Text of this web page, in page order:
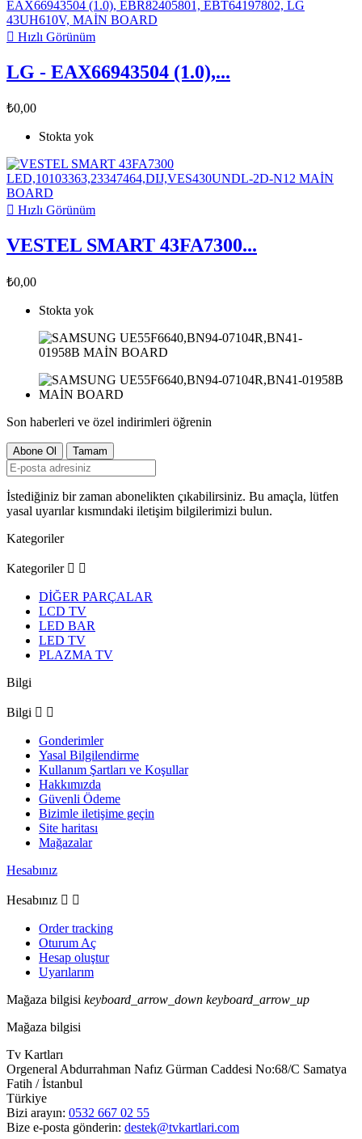
 Hızlı Görünüm
LG - EAX66943504 (1.0),...
₺0,00
Stokta yok
 Hızlı Görünüm
VESTEL SMART 43FA7300...
₺0,00
Stokta yok
Son haberleri ve özel indirimleri öğrenin
İstediğiniz bir zaman abonelikten çıkabilirsiniz. Bu amaçla, lütfen
yasal uyarılar kısmındaki iletişim bilgilerimizi bulun.
Kategoriler
Kategoriler  
DİĞER PARÇALAR
LCD TV
LED BAR
LED TV
PLAZMA TV
Bilgi
Bilgi  
Gonderimler
Yasal Bilgilendirme
Kullanım Şartları ve Koşullar
Hakkımızda
Güvenli Ödeme
Bizimle iletişime geçin
Site haritası
Mağazalar
Hesabınız
Hesabınız  
Order tracking
Oturum Aç
Hesap oluştur
Uyarılarım
Mağaza bilgisi keyboard_arrow_down keyboard_arrow_up
Mağaza bilgisi
Tv Kartları
Orgeneral Abdurrahman Nafız Gürman Caddesi No:68/C Samatya
Fatih / İstanbul
Türkiye
Bizi arayın: 0532 667 02 55
Bize e-posta gönderin: destek@tvkartlari.com